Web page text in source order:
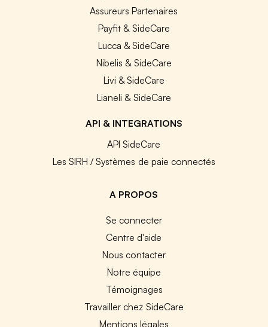
Assureurs Partenaires
Payfit & SideCare
Lucca & SideCare
Nibelis & SideCare
Livi & SideCare
Lianeli & SideCare
API & INTEGRATIONS
API SideCare
Les SIRH / Systèmes de paie connectés
A PROPOS
Se connecter
Centre d'aide
Nous contacter
Notre équipe
Témoignages
Travailler chez SideCare
Mentions légales